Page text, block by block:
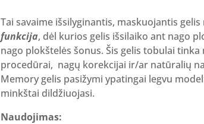
Tai savaime išsilyginantis, maskuojantis gelis
funkcija, dėl kurios gelis išsilaiko ant nago
nago plokštelės šonus. Šis gelis tobulai
procedūrai, nagų korekcijai ir/ar natūralių
Memory gelis pasižymi ypatingai legvu
minkštai dildžiuojasi.
Naudojimas: